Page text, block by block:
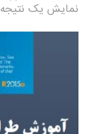
نمایش یک نتیجه